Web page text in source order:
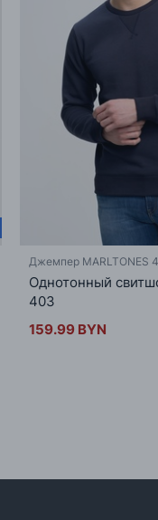
Джемпер MARLTONES
Однотонный
403
159.99 BYN